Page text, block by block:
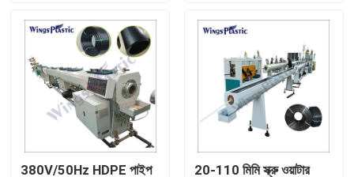
প্লাস্টিক পাইপ এক্সট্রুডার মেশিন
প্লাস্টিক পাইপ এক্সট্রুশন লাইন
প্লাস্টিক টিউব এক্সট্রুডার মেশিন
এইচডিপিই পাইপ এক্সট্রুডার মেশিন
380V/50Hz HDPE পাইপ 20-110 মিমি স্ক্রু ওয়াটার